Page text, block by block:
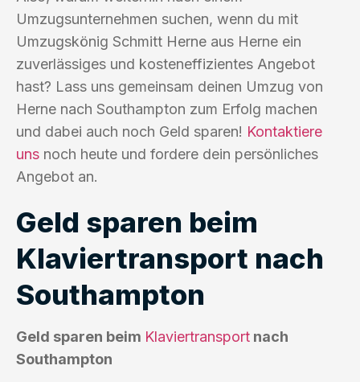
Umzugsunternehmen suchen, wenn du mit
Umzugskönig Schmitt Herne aus Herne ein
zuverlässiges und kosteneffizientes Angebot
hast? Lass uns gemeinsam deinen Umzug von
Herne nach Southampton zum Erfolg machen
und dabei auch noch Geld sparen! Kontaktiere
uns noch heute und fordere dein persönliches
Angebot an.
Geld sparen beim
Klaviertransport nach
Southampton
Geld sparen beim Klaviertransport nach
Southampton